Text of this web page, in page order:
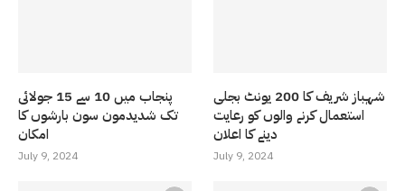
پنجاب میں 10 سے 15 جولائی
تک شدیدمون سون بارشوں کا
امکان
July 9, 2024
شہباز شریف کا 200 یونٹ بجلی
استعمال کرنے والوں کو رعایت
دینے کا اعلان
July 9, 2024